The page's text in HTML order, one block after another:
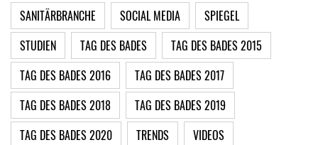
SANITÄRBRANCHE
SOCIAL MEDIA
SPIEGEL
STUDIEN
TAG DES BADES
TAG DES BADES 2015
TAG DES BADES 2016
TAG DES BADES 2017
TAG DES BADES 2018
TAG DES BADES 2019
TAG DES BADES 2020
TRENDS
VIDEOS